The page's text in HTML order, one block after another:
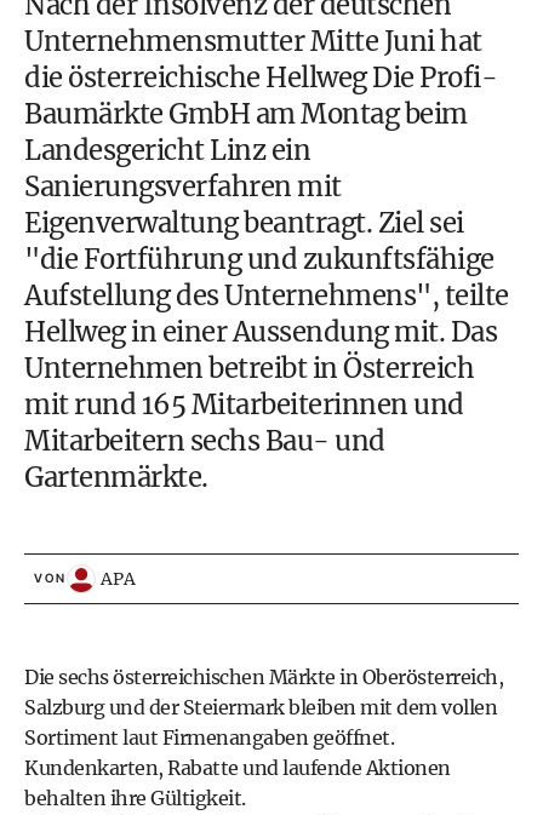
Unternehmensmutter Mitte Juni hat
die österreichische Hellweg Die Profi-
Baumärkte GmbH am Montag beim
Landesgericht Linz ein
Sanierungsverfahren mit
Eigenverwaltung beantragt. Ziel sei
"die Fortführung und zukunftsfähige
Aufstellung des Unternehmens", teilte
Hellweg in einer Aussendung mit. Das
Unternehmen betreibt in Österreich
mit rund 165 Mitarbeiterinnen und
Mitarbeitern sechs Bau- und
Gartenmärkte.
VON APA
Die sechs österreichischen Märkte in Oberösterreich,
Salzburg und der Steiermark bleiben mit dem vollen
Sortiment laut Firmenangaben geöffnet.
Kundenkarten, Rabatte und laufende Aktionen
behalten ihre Gültigkeit.